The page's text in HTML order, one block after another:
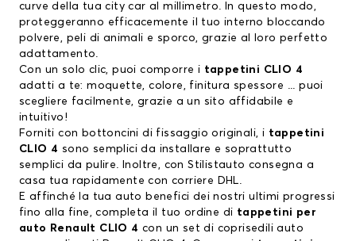
curve della tua city car al millimetro. In questo modo,
proteggeranno efficacemente il tuo interno bloccando
polvere, peli di animali e sporco, grazie al loro perfetto
adattamento.
Con un solo clic, puoi comporre i tappetini CLIO 4
adatti a te: moquette, colore, finitura spessore ... puoi
scegliere facilmente, grazie a un sito affidabile e
intuitivo!
Forniti con bottoncini di fissaggio originali, i tappetini
CLIO 4 sono semplici da installare e soprattutto
semplici da pulire. Inoltre, con Stilistauto consegna a
casa tua rapidamente con corriere DHL.
E affinché la tua auto benefici dei nostri ultimi progressi
fino alla fine, completa il tuo ordine di tappetini per
auto Renault CLIO 4 con un set di coprisedili auto